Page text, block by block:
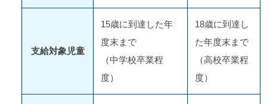
支給対象児童
15歳に到達した年
度末まで
（中学校卒業程
度）
18歳に到達し
た年度末まで
（高校卒業程
度）